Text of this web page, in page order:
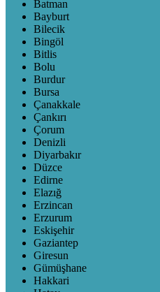
Batman
Bayburt
Bilecik
Bingöl
Bitlis
Bolu
Burdur
Bursa
Çanakkale
Çankırı
Çorum
Denizli
Diyarbakır
Düzce
Edirne
Elazığ
Erzincan
Erzurum
Eskişehir
Gaziantep
Giresun
Gümüşhane
Hakkari